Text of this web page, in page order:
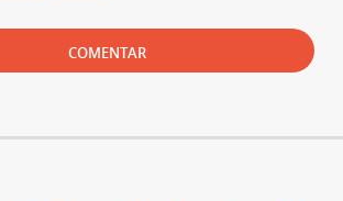
COMENTAR